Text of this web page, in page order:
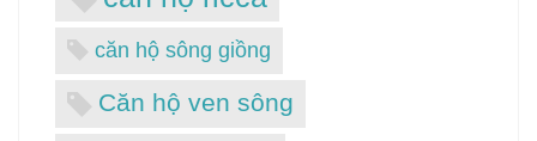
căn hộ sông giồng
Căn hộ ven sông